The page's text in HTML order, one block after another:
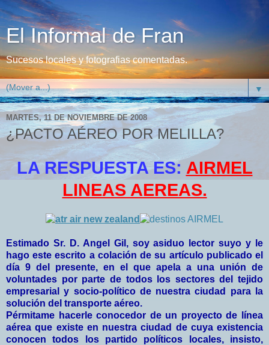
El Informal de Fran
Sucesos locales y fotografias comentadas.
▼
MARTES, 11 DE NOVIEMBRE DE 2008
¿PACTO AÉREO POR MELILLA?
LA RESPUESTA ES: AIRMEL
LINEAS AEREAS.
Estimado Sr. D. Angel Gil, soy asiduo lector suyo y le
hago este escrito a colación de su artículo publicado el
día 9 del presente, en el que apela a una unión de
voluntades por parte de todos los sectores del tejido
empresarial y socio-político de nuestra ciudad para la
solución del transporte aéreo.
Pérmitame hacerle conocedor de un proyecto de línea
aérea que existe en nuestra ciudad de cuya existencia
conocen todos los partido políticos locales, insisto,